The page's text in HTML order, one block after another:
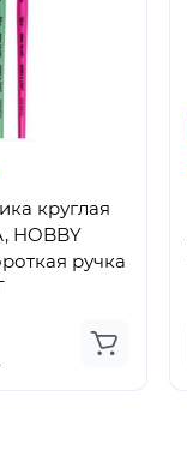
круглая
ручка